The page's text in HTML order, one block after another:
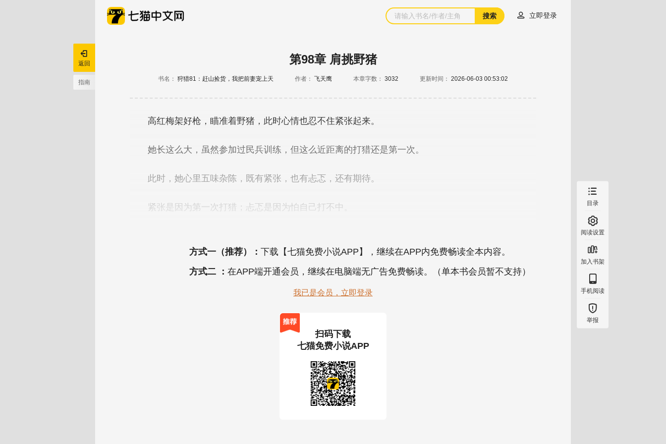
搜索  立即登录

返回
指南
第98章 肩挑野猪
书名： 狩猎81：赶山捡货，我把前妻宠上天 作者： 飞天鹰 本章字数： 3032 更新时间： 2026-06-03 00:53:02
方式一（推荐）： 下载【七猫免费小说APP】，继续在APP内免费畅读全本内容。
方式二 ： 在APP端开通会员，继续在电脑端无广告免费畅读。（单本书会员暂不支持）
我已是会员，立即登录
扫码下载
七猫免费小说APP

目录

阅读设置

加入书架

手机阅读

举报